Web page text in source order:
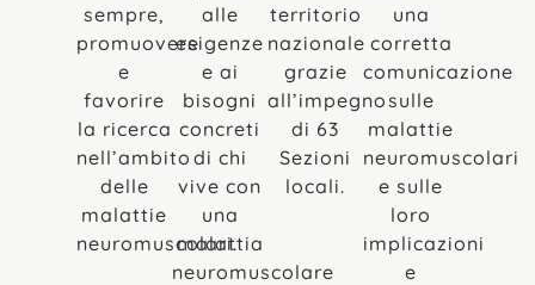
sempre,
promuovere
e
favorire
la ricerca
nell’ambito
delle
malattie
neuromuscolari.
alle
esigenze
e ai
bisogni
concreti
di chi
vive con
una
malattia
neuromuscolare
territorio
nazionale
grazie
all’impegno
di 63
Sezioni
locali.
una
corretta
comunicazione
sulle
malattie
neuromuscolari
e sulle
loro
implicazioni
e